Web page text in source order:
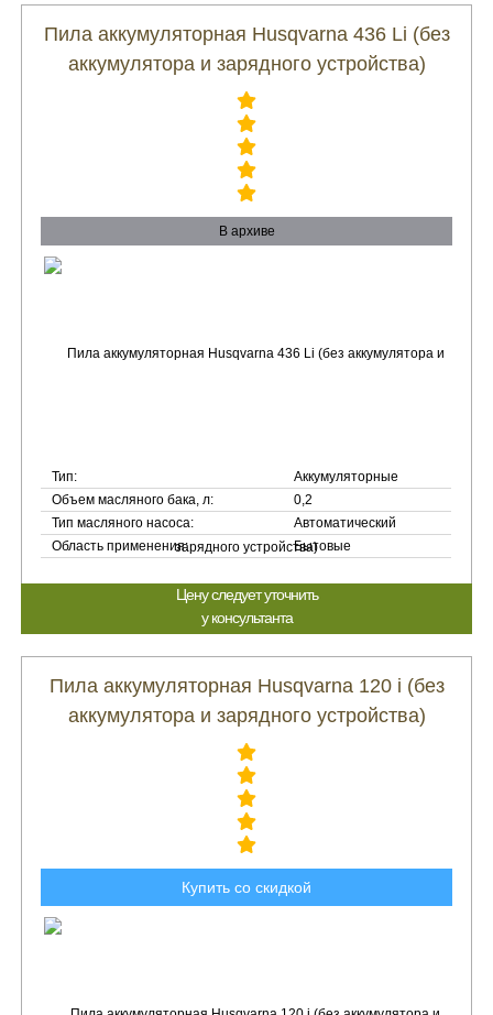
Пила аккумуляторная Husqvarna 436 Li (без
аккумулятора и зарядного устройства)
В архиве
Тип:
Аккумуляторные
Объем масляного бака, л:
0,2
Тип масляного насоса:
Автоматический
Область применения:
Бытовые
Цену следует уточнить
у консультанта
Пила аккумуляторная Husqvarna 120 i (без
аккумулятора и зарядного устройства)
Купить со скидкой